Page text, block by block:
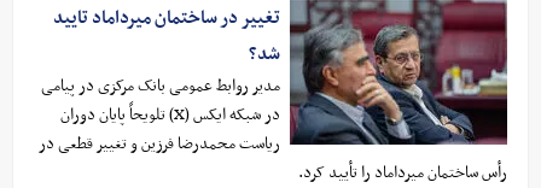
تغییر در ساختمان میرداماد تایید
شد؟
مدیر روابط عمومی بانک مرکزی در پیامی
در شبکه ایکس (X) تلویحاً پایان دوران
ریاست محمدرضا فرزین و تغییر قطعی در
رأس ساختمان میرداماد را تأیید کرد.